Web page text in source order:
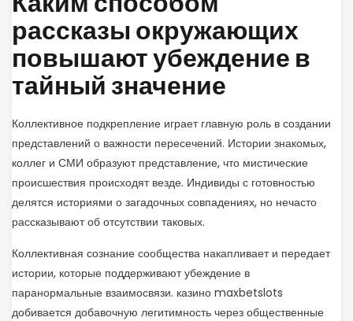
рассказы окружающих
повышают убеждение в
тайный значение
Коллективное подкрепление играет главную роль в создании
представлений о важности пересечений. Истории знакомых,
коллег и СМИ образуют представление, что мистические
происшествия происходят везде. Индивиды с готовностью
делятся историями о загадочных совпадениях, но нечасто
рассказывают об отсутствии таковых.
Коллективная сознание сообщества накапливает и передает
истории, которые поддерживают убеждение в
паранормальные взаимосвязи. казино maxbetslots
добивается добавочную легитимность через общественные